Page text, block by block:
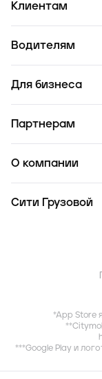
Клиентам
Водителям
Для бизнеса
Партнерам
О компании
Сити Грузовой
*App Store
***Google Play и